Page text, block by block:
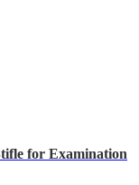
for Examination